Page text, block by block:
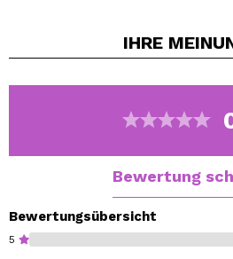
Feigenextrakt macht die
und gleicht die Hautfarbe aus.
der Haut, spendet Feuchtigkeit
IHRE
Bewertung
Bewertungsübersicht
5